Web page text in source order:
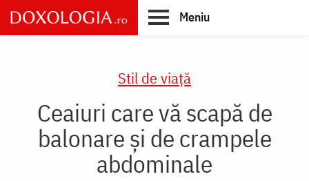
Skip
to
main
Meniu
Stil de viaţă
Ceaiuri care vă scapă de
balonare și de crampele
abdominale